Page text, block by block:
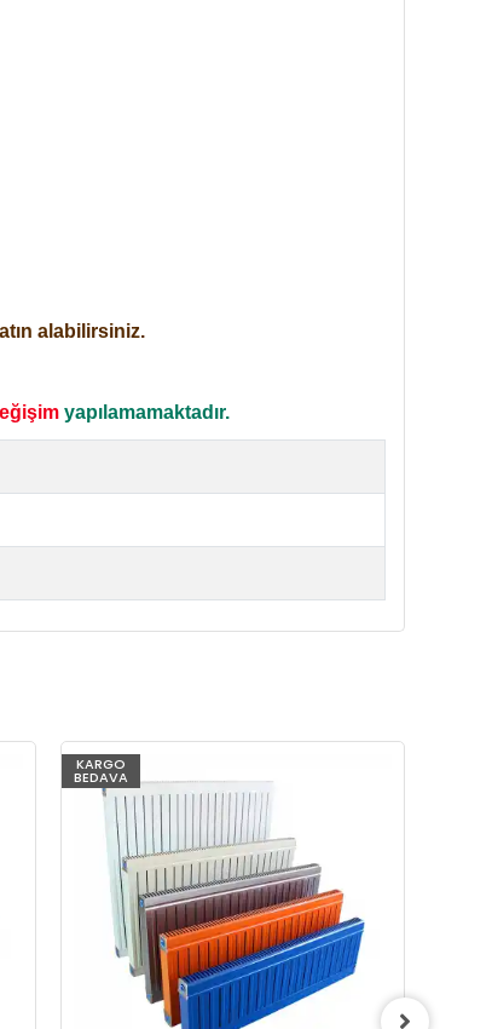
alabilirsiniz.
yapılamamaktadır.
KARGO
BEDAVA